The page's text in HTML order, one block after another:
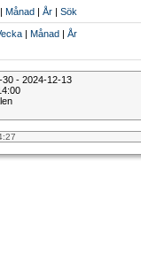
| Månad | År | Sök
| Månad | År
30 - 2024-12-13